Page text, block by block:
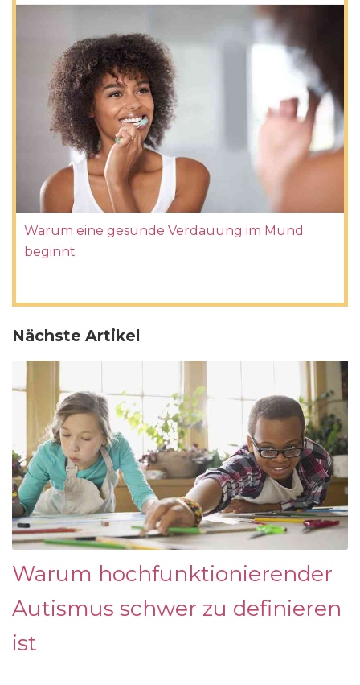
Warum eine gesunde Verdauung im Mund
beginnt
Nächste Artikel
Warum hochfunktionierender
Autismus schwer zu definieren
ist